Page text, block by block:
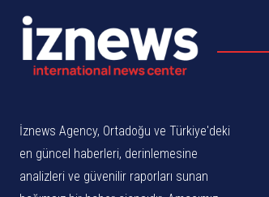
İznews Agency, Ortadoğu ve Türkiye'deki
en güncel haberleri, derinlemesine
analizleri ve güvenilir raporları sunan